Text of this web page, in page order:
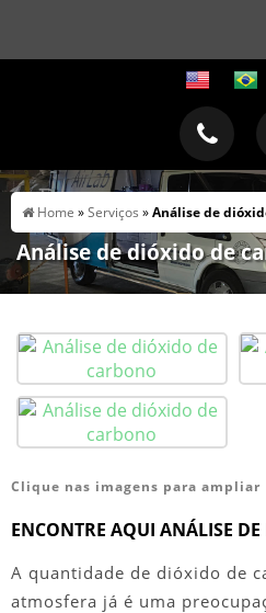
Home »Serviços »Análise de
Análise de dióxido de
Clique nas imagens para ampliar
ENCONTRE AQUI ANÁLISE
A quantidade de dióxido de
atmosfera já é uma